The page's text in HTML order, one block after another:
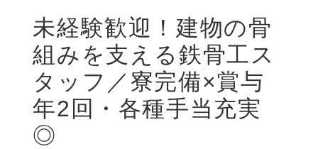
未経験歓迎！建物の骨
組みを支える鉄骨工ス
タッフ／寮完備×賞与
年2回・各種手当充実
◎